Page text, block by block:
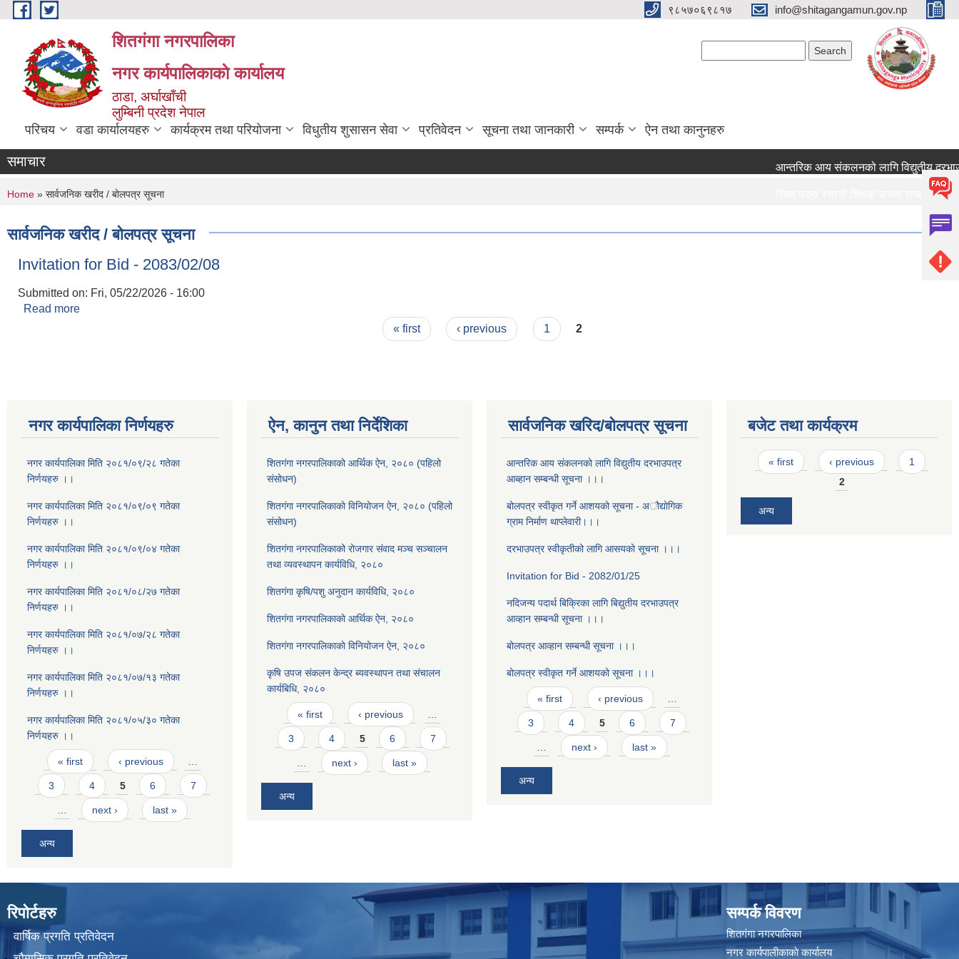
Skip to main content ९८५७०६९८१७ info@shitagangamun.gov.np
शितगंगा नगरपालिका
नगर कार्यपालिकाकाे कार्यालय
ठाडा, अर्घाखाँची
लुम्बिनी प्रदेश नेपाल
परिचय वडा कार्यालयहरु कार्यक्रम तथा परियोजना विधुतीय शुसासन सेवा प्रतिवेदन सूचना तथा जानकारी सम्पर्क ऐन तथा कानुनहरु
समाचार आन्तरिक आय संकलनको लागि विद्युतीय
रिक्त पदमा स्थायी शिक्षक सरुवा सम्बन्धमा ।।।
रिक्त पदमा स्थायी शिक्षक सरुवा सम्बन्धमा ।।।
You are here
Home » सार्वजनिक खरीद / बोलपत्र सूचना
सार्वजनिक खरीद / बोलपत्र सूचना
Invitation for Bid - 2083/02/08
Submitted on: Fri, 05/22/2026 - 16:00
Read more
« first ‹ previous 1 2
नगर कार्यपालिका निर्णयहरु
नगर कार्यपालिका मिति २०८१/०९/२८ गतेका
निर्णयहरु ।।
नगर कार्यपालिका मिति २०८१/०९/०९ गतेका
निर्णयहरु ।।
नगर कार्यपालिका मिति २०८१/०९/०४ गतेका
निर्णयहरु ।।
नगर कार्यपालिका मिति २०८१/०८/२७ गतेका
निर्णयहरु ।।
नगर कार्यपालिका मिति २०८१/०७/२८ गतेका
निर्णयहरु ।।
नगर कार्यपालिका मिति २०८१/०७/१३ गतेका
निर्णयहरु ।।
नगर कार्यपालिका मिति २०८१/०५/३० गतेका
निर्णयहरु ।।
Pages
« first ‹ previous
3 4 5 6 7
next › last »
अन्य
ऐन, कानुन तथा निर्देशिका
शितगंगा नगरपालिकाकाे आर्थिक ऐन, २०८० (पहिलो
संसोधन)
शितगंगा नगरपालिकाकाे विनियोजन ऐन, २०८० (पहिलो
संसोधन)
शितगंगा नगरपालिकाको रोजगार संवाद मञ्च सञ्चालन
तथा व्यवस्थापन कार्यविधि, २०८०
शितगंगा कृषि/पशु अनुदान कार्यविधि, २०८०
शितगंगा नगरपालिकाकाे आर्थिक ऐन, २०८०
शितगंगा नगरपालिकाकाे विनियोजन ऐन, २०८०
कृषि उपज संकलन केन्द्र ब्यवस्थापन तथा संचालन
कार्यबिधि, २०८०
Pages
« first ‹ previous
3 4 5 6 7
next › last »
अन्य
सार्वजनिक खरिद/बोलपत्र सूचना
आन्तरिक आय संकलनको लागि विद्युतीय दरभाउपत्र
आब्हान सम्बन्धी सूचना ।।।
बोलपत्र स्वीकृत गर्ने आशयको सूचना - अौद्योगिक
ग्राम निर्माण थाप्लेवारी।।।
दरभाउपत्र स्वीकृतीको लागि आसयको सूचना ।।।
Invitation for Bid - 2082/01/25
नदिजन्य पदार्थ बिक्रिका लागि बिद्युतीय दरभाउपत्र
आव्हान सम्बन्धी सूचना ।।।
बोलपत्र आव्हान सम्बन्धी सूचना ।।।
बोलपत्र स्वीकृत गर्ने आशयको सूचना ।।।
Pages
« first ‹ previous
3 4 5 6 7
next › last »
अन्य
बजेट तथा कार्यक्रम
Pages
« first ‹ previous
1
2
अन्य
रिपोर्टहरु
वार्षिक प्रगति प्रतिवेदन
सम्पर्क विवरण
शितगंगा नगरपालिका
नगर कार्यपालीकाकाे कार्यालय